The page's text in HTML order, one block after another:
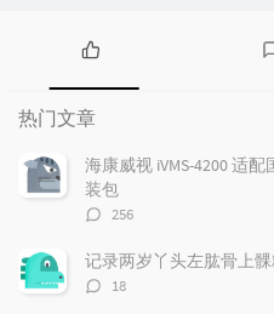
热
门
文
章
热门文章
海康威视 iVMS-4200 适
装包
评
数：
256
记录两岁丫头左肱骨上
评
18